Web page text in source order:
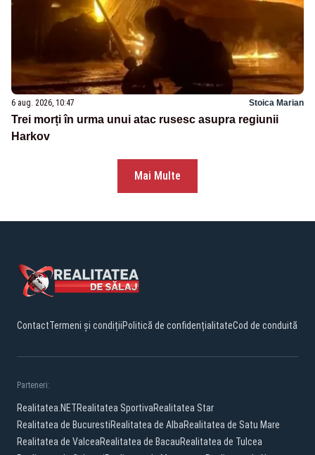
6 aug. 2026, 10:47 Stoica Marian
Trei morți în urma unui atac rusesc asupra regiunii
Harkov
Mai Multe
ContactTermeni și condițiiPolitică de confidențialitateCod de conduită
Parteneri:
Realitatea.NETRealitatea SportivaRealitatea Star
Realitatea de BucurestiRealitatea de AlbaRealitatea de Satu Mare
Realitatea de ValceaRealitatea de BacauRealitatea de Tulcea